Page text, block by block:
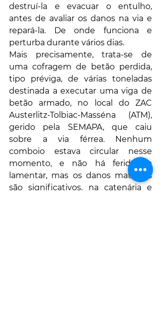
destruí-la e evacuar o entulho,
antes de avaliar os danos na via e
repará-la. De onde funciona e
perturba durante vários dias.
Mais precisamente, trata-se de
uma cofragem de betão perdida,
tipo préviga, de várias toneladas
destinada a executar uma viga de
betão armado, no local do ZAC
Austerlitz-Tolbiac-Masséna (ATM),
gerido pela SEMAPA, que caiu
sobre a via férrea. Nenhum
comboio estava circular nesse
momento, e não há feridos a
lamentar, mas os danos materiais
são significativos, na catenária e